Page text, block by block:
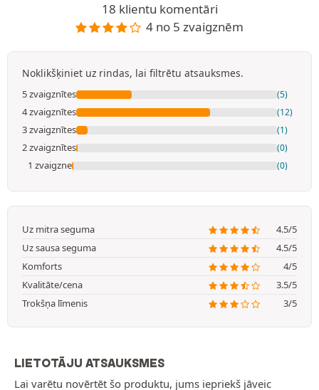
18 klientu komentāri
4 no 5 zvaigznēm
Noklikšķiniet uz rindas, lai filtrētu atsauksmes.
5 zvaigznītes (5)
4 zvaigznītes (12)
3 zvaigznītes (1)
2 zvaigznītes (0)
1 zvaigzne (0)
Uz mitra seguma
4.5/5
Uz sausa seguma
4.5/5
Komforts
4/5
Kvalitāte/cena
3.5/5
Trokšņa līmenis
3/5
LIETOTĀJU ATSAUKSMES
Lai varētu novērtēt šo produktu, jums iepriekš jāveic